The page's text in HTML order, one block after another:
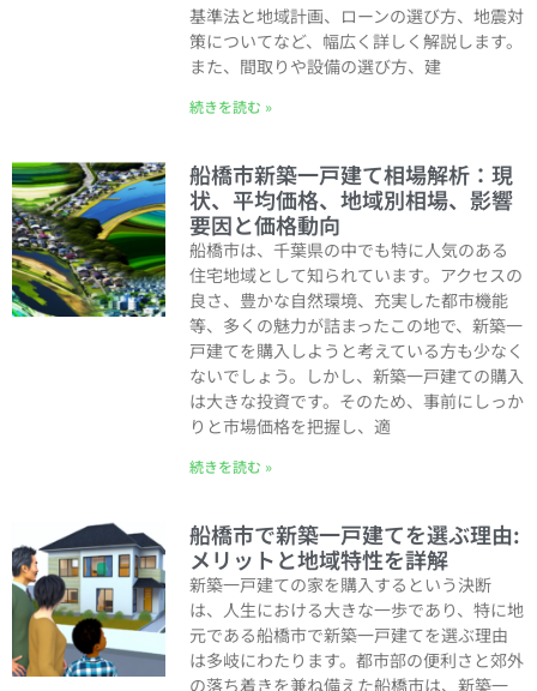
基準法と地域計画、ローンの選び方、地震対
策についてなど、幅広く詳しく解説します。
また、間取りや設備の選び方、建
続きを読む »
船橋市新築一戸建て相場解析：現
状、平均価格、地域別相場、影響
要因と価格動向
船橋市は、千葉県の中でも特に人気のある
住宅地域として知られています。アクセスの
良さ、豊かな自然環境、充実した都市機能
等、多くの魅力が詰まったこの地で、新築一
戸建てを購入しようと考えている方も少なく
ないでしょう。しかし、新築一戸建ての購入
は大きな投資です。そのため、事前にしっか
りと市場価格を把握し、適
続きを読む »
船橋市で新築一戸建てを選ぶ理由:
メリットと地域特性を詳解
新築一戸建ての家を購入するという決断
は、人生における大きな一歩であり、特に地
元である船橋市で新築一戸建てを選ぶ理由
は多岐にわたります。都市部の便利さと郊外
の落ち着きを兼ね備えた船橋市は、新築一